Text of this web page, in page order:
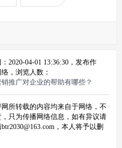
2020-04-01 13:36:30，发布作
，浏览人数：
推广对企业的帮助有哪些？
所转载的内容均来自于网络，不
只为传播网络信息，如有异议请
，本人将予以删